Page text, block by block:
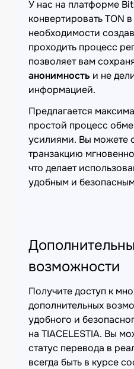
У нас на платформе
конвертировать TON
необходимости
проходить процесс
позволяет вам
анонимность и не
информацией.
Предлагается
простой процесс
усилиями. Вы можете
транзакцию
что делает
удобным и
возможности
Получите доступ к
дополнительных
удобного и
на TIACELESTIA. Вы
статус перевода в
всегда быть в курсе